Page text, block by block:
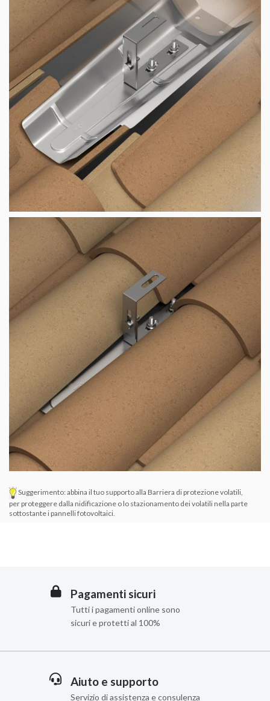
Suggerimento: abbina il tuo supporto alla Barriera di protezione volatili
per proteggere dalla nidificazione o lo stazionamento dei volatili nella parte
sottostante i pannelli fotovoltaici.
Pagamenti sicuri
Tutti i pagamenti online sono
sicuri e protetti al 100%
Aiuto e supporto
Servizio di assistenza e consulenza